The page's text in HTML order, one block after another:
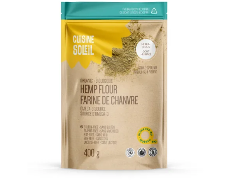
AJOUTER AU PANIER